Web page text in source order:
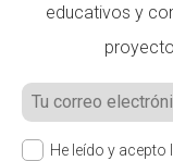
educativos y
He leído y acepto